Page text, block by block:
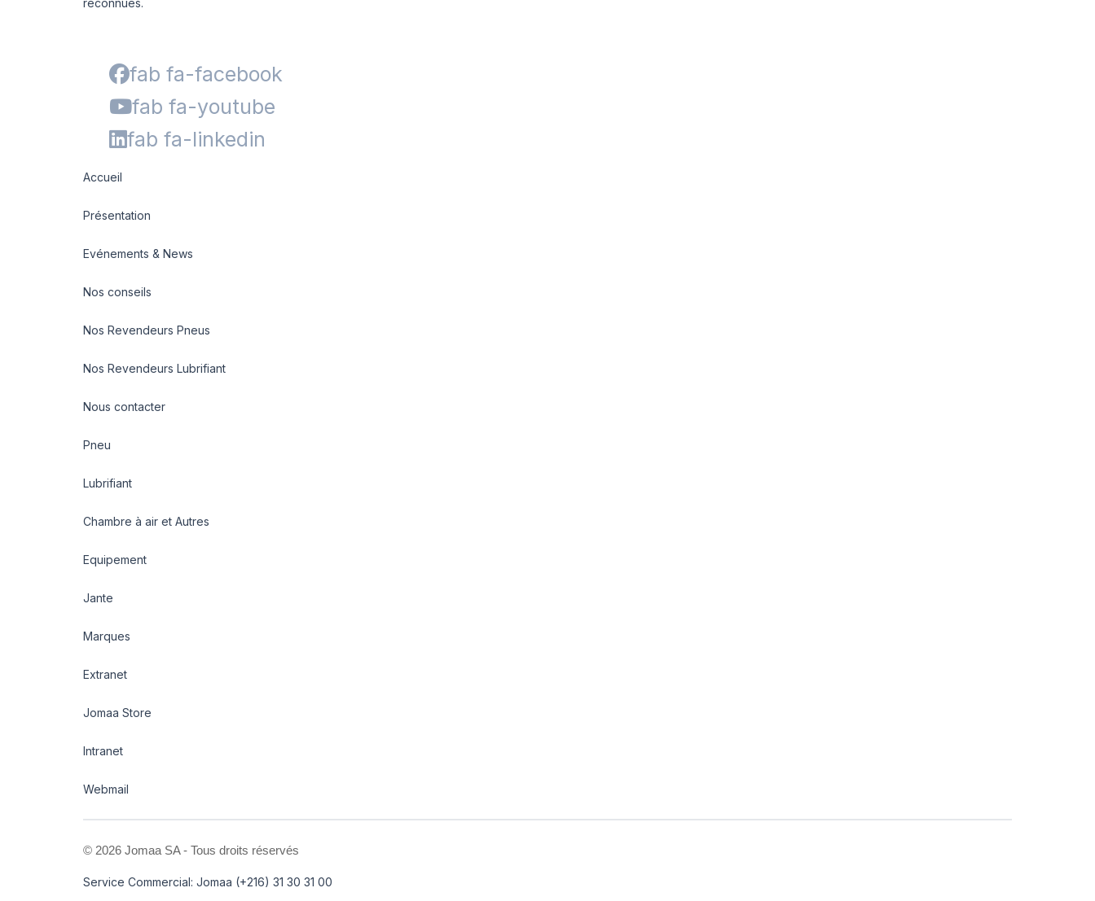
reconnues.
fab fa-facebook
fab fa-youtube
fab fa-linkedin
Accueil
Présentation
Evénements & News
Nos conseils
Nos Revendeurs Pneus
Nos Revendeurs Lubrifiant
Nous contacter
Pneu
Lubrifiant
Chambre à air et Autres
Equipement
Jante
Marques
Extranet
Jomaa Store
Intranet
Webmail
© 2026 Jomaa SA - Tous droits réservés
Service Commercial: Jomaa (+216) 31 30 31 00